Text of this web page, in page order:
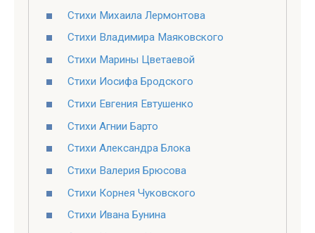
Стихи Михаила Лермонтова
Стихи Владимира Маяковского
Стихи Марины Цветаевой
Стихи Иосифа Бродского
Стихи Евгения Евтушенко
Стихи Агнии Барто
Стихи Александра Блока
Стихи Валерия Брюсова
Стихи Корнея Чуковского
Стихи Ивана Бунина